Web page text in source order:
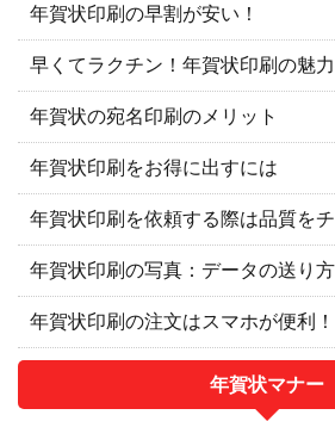
年賀状印刷の早割が安い！
早くてラクチン！年賀状印刷の魅力
年賀状の宛名印刷のメリット
年賀状印刷をお得に出すには
年賀状印刷を依頼する際は品質を
年賀状印刷の写真：データの送り方
年賀状印刷の注文はスマホが便利！
年賀状マナー